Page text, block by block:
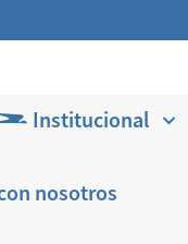
Institucional
nosotros